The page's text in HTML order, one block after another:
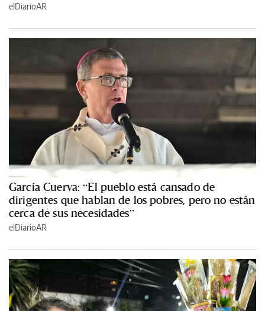
elDiarioAR
García Cuerva: “El pueblo está cansado de
dirigentes que hablan de los pobres, pero no están
cerca de sus necesidades”
elDiarioAR